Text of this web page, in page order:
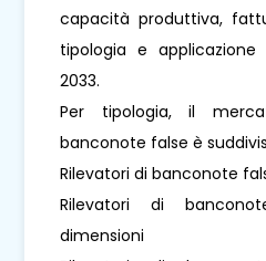
capacità produttiva,
tipologia e
2033.
Per tipologia, il
banconote false è
Rilevatori di banconote
Rilevatori di
dimensioni